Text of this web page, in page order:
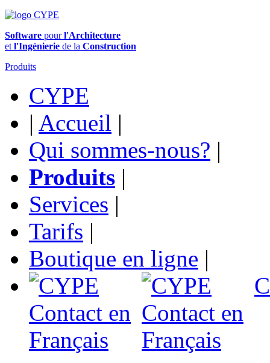
Software pourl'Architecture
et l'Ingénierie de la Construction
Produits
CYPE
| Accueil |
Qui sommes-nous? |
Produits |
Services |
Tarifs |
Boutique en ligne |